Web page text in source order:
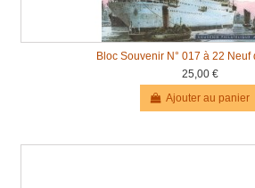
Bloc Souvenir N° 017 à 22 Neuf
25,00 €
Ajouter au panier